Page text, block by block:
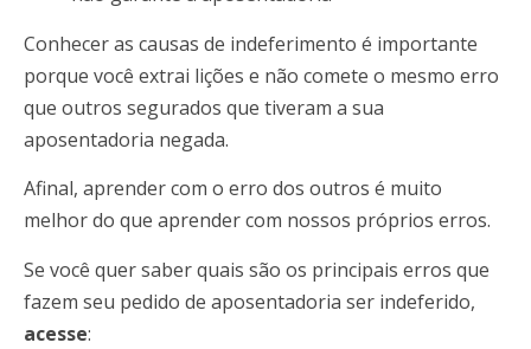
Conhecer as causas de indeferimento é importante
porque você extrai lições e não comete o mesmo erro
que outros segurados que tiveram a sua
aposentadoria negada.
Afinal, aprender com o erro dos outros é muito
melhor do que aprender com nossos próprios erros.
Se você quer saber quais são os principais erros que
fazem seu pedido de aposentadoria ser indeferido,
acesse: